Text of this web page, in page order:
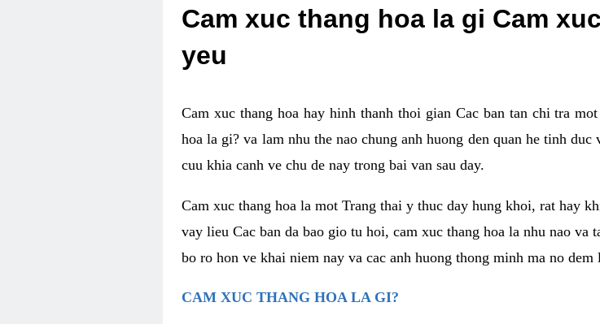
Cam xuc thang hoa la gi Cam
yeu
Cam xuc thang hoa hay hinh thanh thoi gian Cac ban tan chi tra
hoa la gi? va lam nhu the nao chung anh huong den quan he tinh
cuu khia canh ve chu de nay trong bai van sau day.
Cam xuc thang hoa la mot Trang thai y thuc day hung khoi, rat hay
vay lieu Cac ban da bao gio tu hoi, cam xuc thang hoa la nhu nao va
bo ro hon ve khai niem nay va cac anh huong thong minh ma no
CAM XUC THANG HOA LA GI?